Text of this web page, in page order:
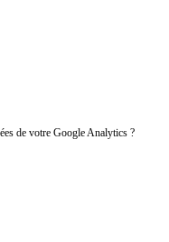
de votre Google Analytics ?